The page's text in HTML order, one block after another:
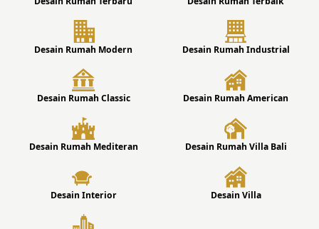
Desain Rumah Modern Desain Rumah Industrial
Desain Rumah Classic Desain Rumah American
Desain Rumah Mediteran Desain Rumah Villa Bali
Desain Interior Desain Villa